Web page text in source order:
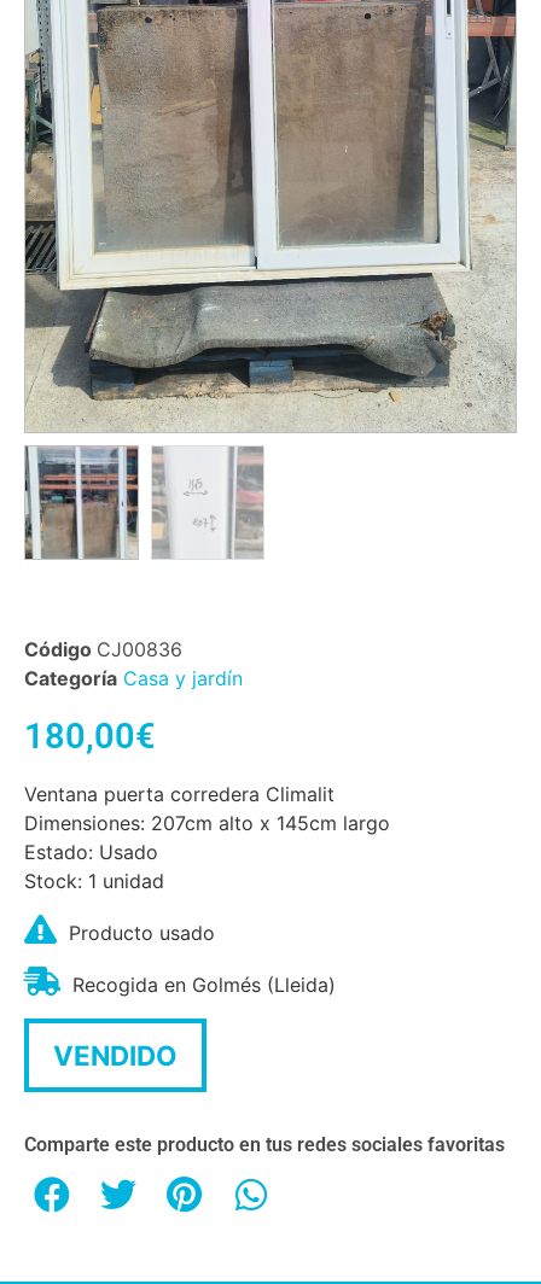
Código CJ00836
Categoría Casa y jardín
180,00€
Ventana puerta corredera Climalit
Dimensiones: 207cm alto x 145cm largo
Estado: Usado
Stock: 1 unidad
Producto usado
Recogida en Golmés (Lleida)
VENDIDO
Comparte este producto en tus redes sociales favoritas